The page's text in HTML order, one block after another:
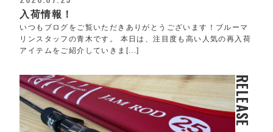
入荷情報！
いつもブログをご覧いただきありがとうございます！ブルーマ
リンスタッフの青木です。 本日は、注目度も高い人気の再入荷
アイテムをご紹介していきま[...]
RELEASE